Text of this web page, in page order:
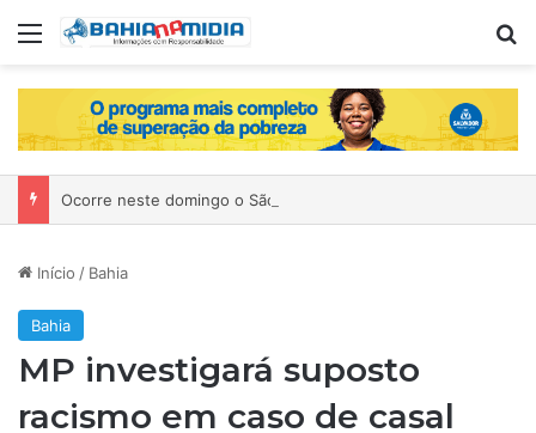
Menu
Início / Bahia
Bahia
MP investigará suposto
racismo em caso de casal